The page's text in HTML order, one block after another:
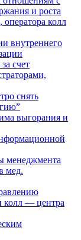
и роста
оператора колл
внутреннего
счет
снять
выгорания и
менеджмента
мед.
колл — центра